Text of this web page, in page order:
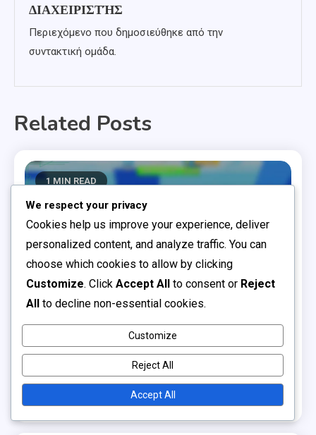
ΔΙΑΧΕΙΡΙΣΤΉΣ
Περιεχόμενο που δημοσιεύθηκε από την
συντακτική ομάδα.
Related Posts
1 MIN READ
Κωδικοί Ανταμοιβών Σχετικά με την Εμπειρία:
Ψηφιακές ανταμοιβές, Προωθητικά είδη, Μοναδικά
χαρακτηριστικά
διαχειριστής
We respect your privacy
Cookies help us improve your experience, deliver
personalized content, and analyze traffic. You can
choose which cookies to allow by clicking
Customize. Click Accept All to consent or Reject
All to decline non-essential cookies.
Customize
Reject All
Accept All